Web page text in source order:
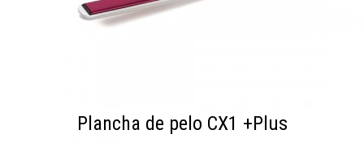
Plancha de pelo CX1 +Plus